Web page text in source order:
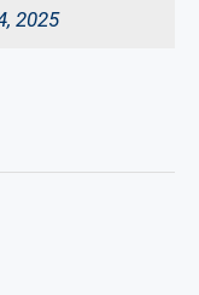
2025